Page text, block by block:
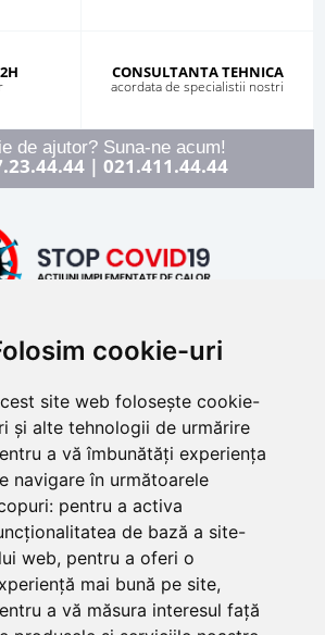
cookie-uri
site web folosește cookie-
și alte tehnologii de urmărire
a vă îmbunătăți experiența
navigare în următoarele
pentru a activa
de bază a site-
web, pentru a oferi o
mai bună pe site,
a vă măsura interesul față
CONSULTANTA TEHNICA
acordata de specialistii nostri
de ajutor? Suna-ne acum!
| 021.411.44.44
Sector 5, Bucuresti
RO 3004724
13176/1991